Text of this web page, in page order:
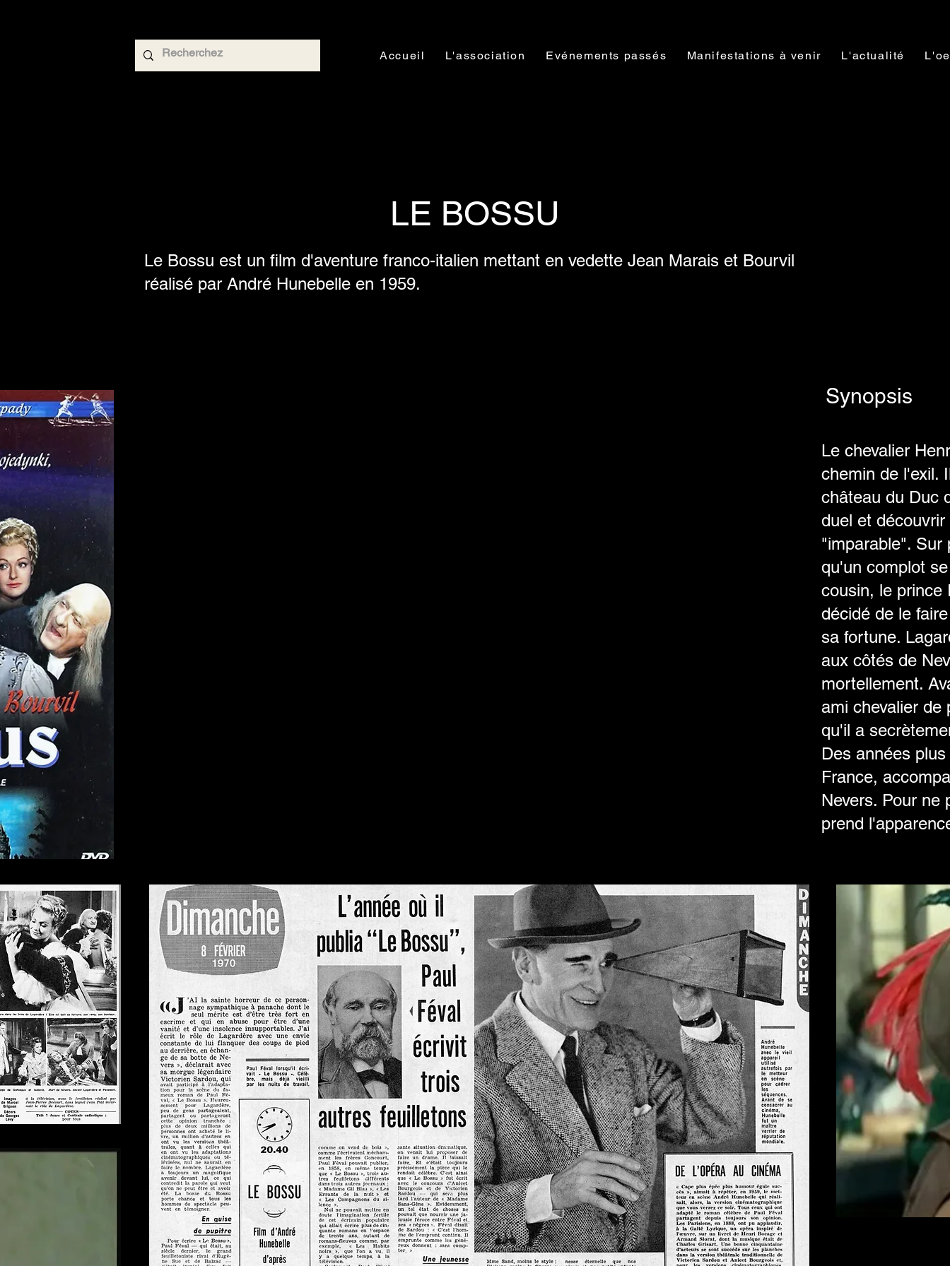
Accueil L'association Evénements passés Manifestations à venir L'actualité
LE BOSSU
Le Bossu est un film d'aventure franco-italien mettant en vedette Jean Marais et Bourvil
réalisé par André Hunebelle en 1959.
Synopsis
Le chevalier
chemin de l'exil.
château du Duc
duel et
"imparable". Sur
qu'un complot
cousin, le prince
décidé de le
sa fortune.
aux côtés de
mortellement.
ami chevalier de
qu'il a
Des années
France,
Nevers. Pour ne
prend